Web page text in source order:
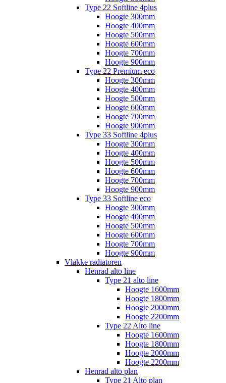
Type 22 Softline 4plus
Hoogte 300mm
Hoogte 400mm
Hoogte 500mm
Hoogte 600mm
Hoogte 700mm
Hoogte 900mm
Type 22 Premium eco
Hoogte 300mm
Hoogte 400mm
Hoogte 500mm
Hoogte 600mm
Hoogte 700mm
Hoogte 900mm
Type 33 Softline 4plus
Hoogte 300mm
Hoogte 400mm
Hoogte 500mm
Hoogte 600mm
Hoogte 700mm
Hoogte 900mm
Type 33 Softline eco
Hoogte 300mm
Hoogte 400mm
Hoogte 500mm
Hoogte 600mm
Hoogte 700mm
Hoogte 900mm
Vlakke radiatoren
Henrad alto line
Type 21 alto line
Hoogte 1600mm
Hoogte 1800mm
Hoogte 2000mm
Hoogte 2200mm
Type 22 Alto line
Hoogte 1600mm
Hoogte 1800mm
Hoogte 2000mm
Hoogte 2200mm
Henrad alto plan
Type 21 Alto plan